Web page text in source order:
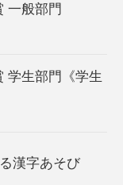
一般部門
学生部門《学生
漢字あそび